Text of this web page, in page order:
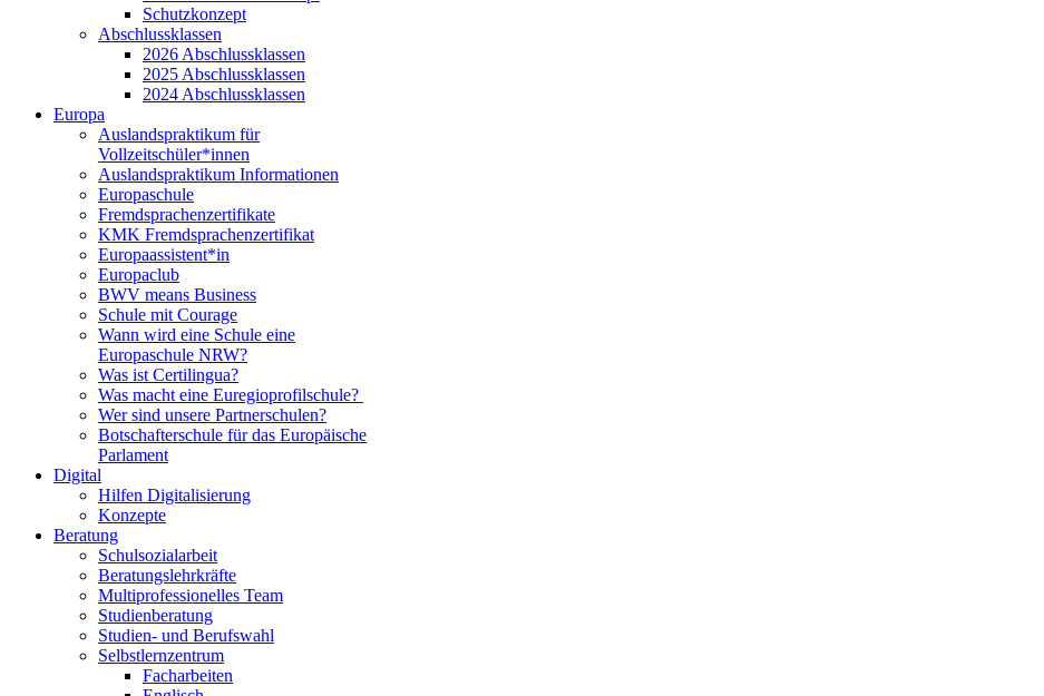
Schutzkonzept
Abschlussklassen
2026 Abschlussklassen
2025 Abschlussklassen
2024 Abschlussklassen
Europa
Auslandspraktikum für
Vollzeitschüler*innen
Auslandspraktikum Informationen
Europaschule
Fremdsprachenzertifikate
KMK Fremdsprachenzertifikat
Europaassistent*in
Europaclub
BWV means Business
Schule mit Courage
Wann wird eine Schule eine
Europaschule NRW?
Was ist Certilingua?
Was macht eine Euregioprofilschule?
Wer sind unsere Partnerschulen?
Botschafterschule für das Europäische
Parlament
Digital
Hilfen Digitalisierung
Konzepte
Beratung
Schulsozialarbeit
Beratungslehrkräfte
Multiprofessionelles Team
Studienberatung
Studien- und Berufswahl
Selbstlernzentrum
Facharbeiten